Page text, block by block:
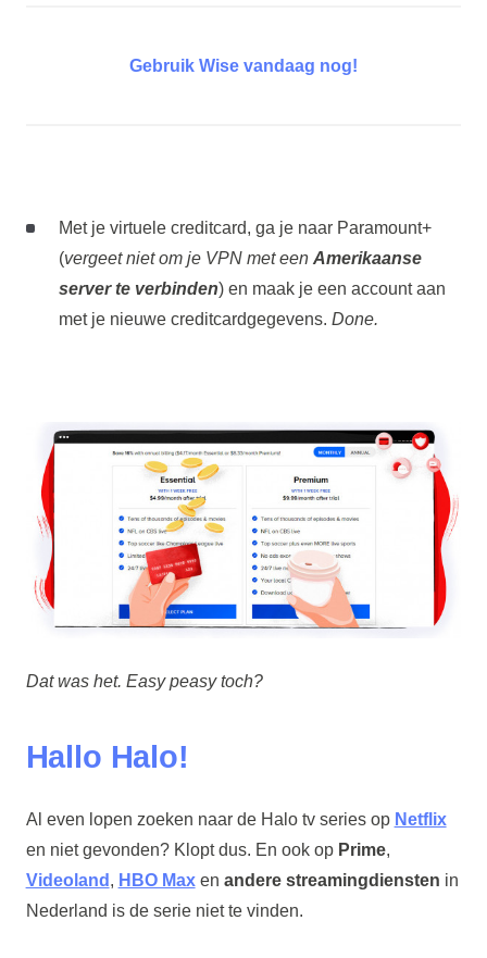
Gebruik Wise vandaag nog!
Met je virtuele creditcard, ga je naar Paramount+
(vergeet niet om je VPN met een Amerikaanse
server te verbinden) en maak je een account aan
met je nieuwe creditcardgegevens. Done.
Dat was het. Easy peasy toch?
Hallo Halo!
Al even lopen zoeken naar de Halo tv series op Netflix
en niet gevonden? Klopt dus. En ook op Prime,
Videoland , HBO Maxen andere streamingdiensten in
Nederland is de serie niet te vinden.